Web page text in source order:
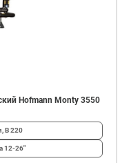
Hofmann Monty 3550
В220
12-26"